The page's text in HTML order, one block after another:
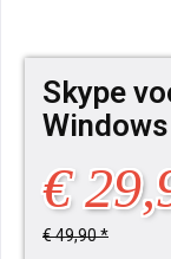
Skype
Windows
€
€ 49,90 *